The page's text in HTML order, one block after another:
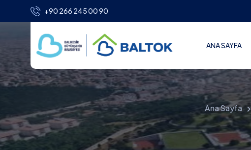
+90 266 245 00 90
ANA SAYFA
Ana Sayfa